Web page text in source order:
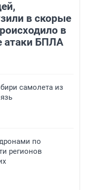
в скорые
в
атаки БПЛА
самолета из
по
регионов